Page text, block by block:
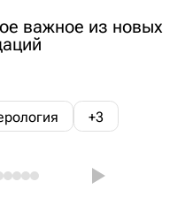
важное из новых
+3